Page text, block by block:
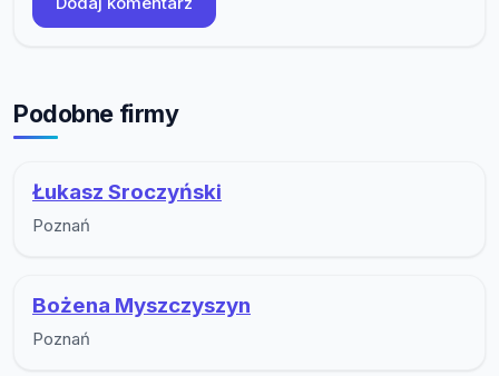
Podobne firmy
Łukasz Sroczyński
Poznań
Bożena Myszczyszyn
Poznań